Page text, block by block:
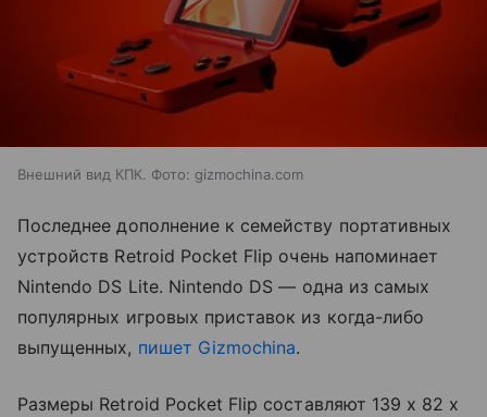
Внешний вид КПК. Фото: gizmochina.com
Последнее дополнение к семейству портативных
устройств Retroid Pocket Flip очень напоминает
Nintendo DS Lite. Nintendo DS — одна из самых
популярных игровых приставок из когда-либо
выпущенных, пишет Gizmochina.
Размеры Retroid Pocket Flip составляют 139 x 82 x